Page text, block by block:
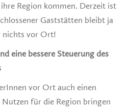
Region kommen. Derzeit ist
Gaststätten bleibt ja
vor Ort!
eine bessere Steuerung des
vor Ort auch einen
für die Region bringen